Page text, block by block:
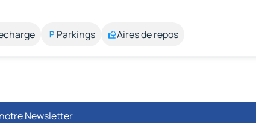
Parkings Aires de repos
Newsletter